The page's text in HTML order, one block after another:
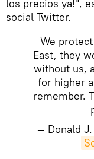
los precios ya!",
social Twitter.
We
East, they
without us,
for higher
remember.
— Donald